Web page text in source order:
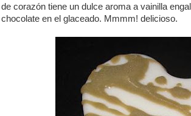
de corazón tiene un dulce aroma a vainilla
chocolate en el glaceado. Mmmm! delicioso.